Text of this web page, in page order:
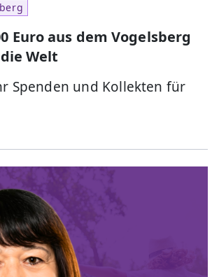
Euro aus dem Vogelsberg
Welt
Spenden und Kollekten für